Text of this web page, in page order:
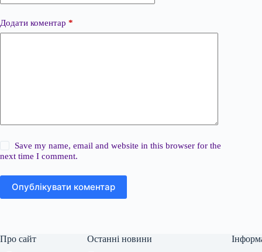
Додати коментар *
Save my name, email and website in this browser for the
next time I comment.
Опублікувати коментар
Про сайт Останні новини